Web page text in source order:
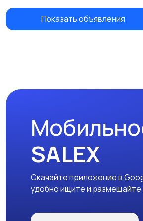
Показать объявления
SALEX
Скачайте приложение в
удобно ищите и размещайте